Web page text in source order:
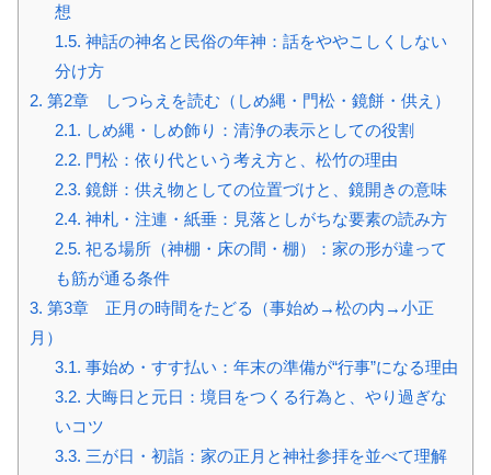
想
1.5. 神話の神名と民俗の年神：話をややこしくしない
分け方
2. 第2章 しつらえを読む（しめ縄・門松・鏡餅・供え）
2.1. しめ縄・しめ飾り：清浄の表示としての役割
2.2. 門松：依り代という考え方と、松竹の理由
2.3. 鏡餅：供え物としての位置づけと、鏡開きの意味
2.4. 神札・注連・紙垂：見落としがちな要素の読み方
2.5. 祀る場所（神棚・床の間・棚）：家の形が違って
も筋が通る条件
3. 第3章 正月の時間をたどる（事始め→松の内→小正
月）
3.1. 事始め・すす払い：年末の準備が“行事”になる理由
3.2. 大晦日と元日：境目をつくる行為と、やり過ぎな
いコツ
3.3. 三が日・初詣：家の正月と神社参拝を並べて理解